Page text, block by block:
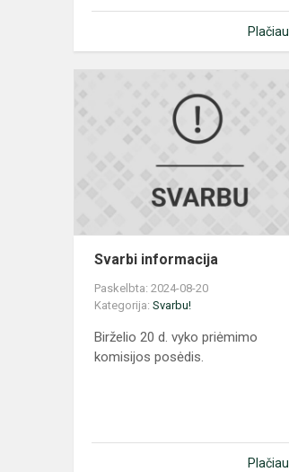
Plačiau
Svarbi informacija
Paskelbta: 2024-08-20
Kategorija: Svarbu!
Birželio 20 d. vyko priėmimo
komisijos posėdis.
Plačiau